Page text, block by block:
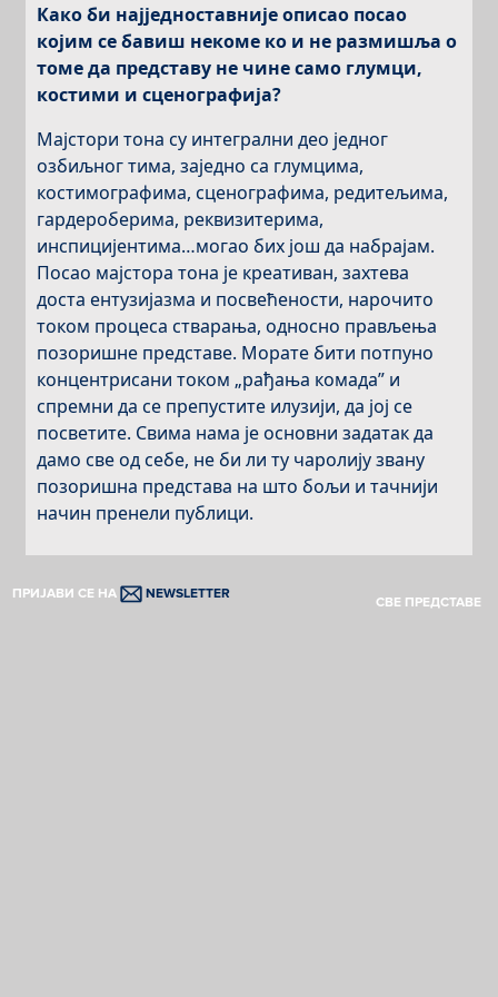
Како би најједноставније oписао посао
којим се бавиш некоме ко и не размишља о
томе да представу не чине само глумци,
костими и сценографија?
Мајстори тона су интегрални део једног
озбиљног тима, заједно са глумцима,
костимографима, сценографима, редитељима,
гардероберима, реквизитерима,
инспицијентима…могао бих још да набрајам.
Посао мајстора тона је креативан, захтева
доста ентузијазма и посвећености, нарочито
током процеса стварања, односно прављења
позоришне представе. Морате бити потпуно
концентрисани током „рађања комада” и
спремни да се препустите илузији, да јој се
посветите. Свима нама је основни задатак да
дамо све од себе, не би ли ту чаролију звану
позоришна представа на што бољи и тачнији
начин пренели публици.
ПРИЈАВИ СЕ НА NEWSLETTER
СВЕ ПРЕДСТАВЕ